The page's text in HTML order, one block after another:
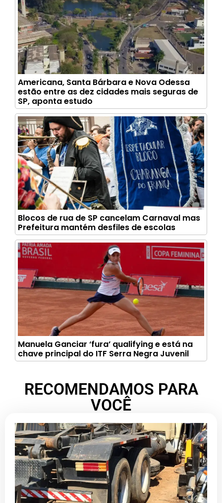
Americana, Santa Bárbara e Nova Odessa
estão entre as dez cidades mais seguras de
SP, aponta estudo
Blocos de rua de SP cancelam Carnaval mas
Prefeitura mantém desfiles de escolas
Manuela Ganciar ‘fura’ qualifying e está na
chave principal do ITF Serra Negra Juvenil
RECOMENDAMOS PARA
VOCÊ